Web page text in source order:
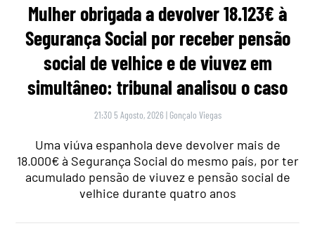
Mulher obrigada a devolver 18.123€ à
Segurança Social por receber pensão
social de velhice e de viuvez em
simultâneo: tribunal analisou o caso
21:30 5 Agosto, 2026 | Gonçalo Viegas
Uma viúva espanhola deve devolver mais de
18.000€ à Segurança Social do mesmo país, por ter
acumulado pensão de viuvez e pensão social de
velhice durante quatro anos